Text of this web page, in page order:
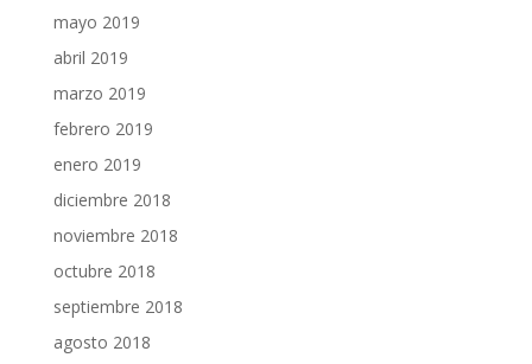
mayo 2019
abril 2019
marzo 2019
febrero 2019
enero 2019
diciembre 2018
noviembre 2018
octubre 2018
septiembre 2018
agosto 2018